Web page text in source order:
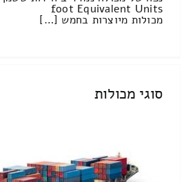
foot Equivalent Units
מכולות מיוצרות בחמש […]
סוגי מכולות